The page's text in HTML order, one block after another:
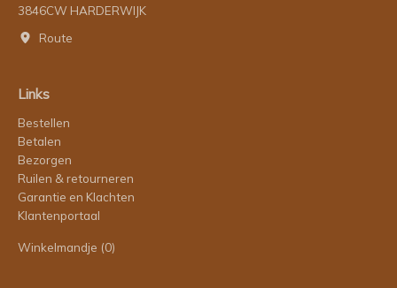
3846CW HARDERWIJK
Route
Links
Bestellen
Betalen
Bezorgen
Ruilen & retourneren
Garantie en Klachten
Klantenportaal
Winkelmandje (0)